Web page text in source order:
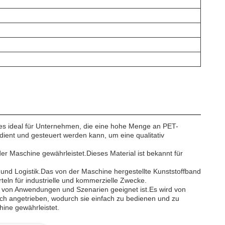
ideal für Unternehmen, die eine hohe Menge an PET-
und gesteuert werden kann, um eine qualitativ
Maschine gewährleistet.Dieses Material ist bekannt für
Logistik.Das von der Maschine hergestellte Kunststoffband
für industrielle und kommerzielle Zwecke.
Anwendungen und Szenarien geeignet ist.Es wird von
angetrieben, wodurch sie einfach zu bedienen und zu
gewährleistet.